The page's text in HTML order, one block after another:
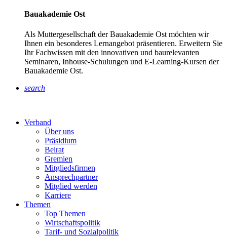
Bauakademie Ost
Als Muttergesellschaft der Bauakademie Ost möchten wir
Ihnen ein besonderes Lernangebot präsentieren. Erweitern Sie
Ihr Fachwissen mit den innovativen und baurelevanten
Seminaren, Inhouse-Schulungen und E-Learning-Kursen der
Bauakademie Ost.
search
Verband
Über uns
Präsidium
Beirat
Gremien
Mitgliedsfirmen
Ansprechpartner
Mitglied werden
Karriere
Themen
Top Themen
Wirtschaftspolitik
Tarif- und Sozialpolitik